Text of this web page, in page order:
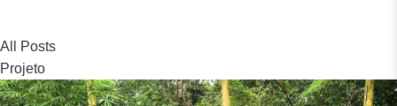
All Posts
Projeto